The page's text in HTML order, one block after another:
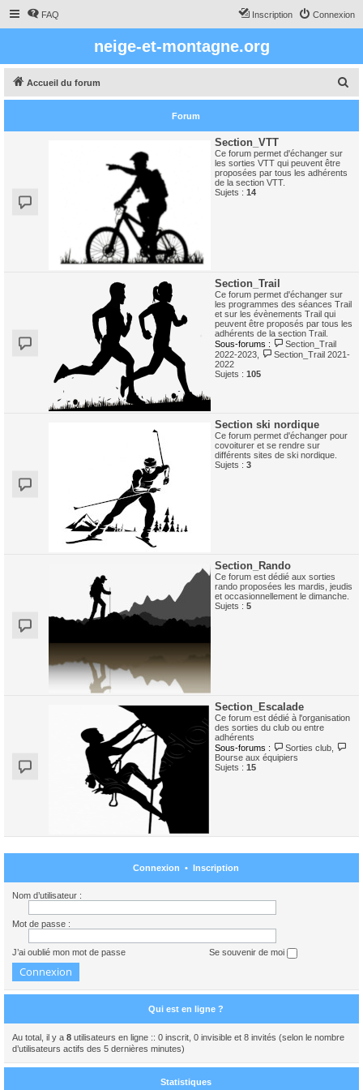
FAQ Connexion
Inscription
neige-et-montagne.org
Accueil du forum
e
Forum
Section_VTT
Ce forum permet d'échanger sur
les sorties VTT qui peuvent être
proposées par tous les adhérents
de la section VTT.
Sujets : 14
Section_Trail
Ce forum permet d'échanger sur
les programmes des séances Trail
et sur les évènements Trail qui
peuvent être proposés par tous les
adhérents de la section Trail.
Sous-forums :
Section_Trail
2022-2023
Section_Trail 2021-
2022
Sujets : 105
Section ski nordique
Ce forum permet d'échanger pour
covoiturer et se rendre sur
différents sites de ski nordique.
Sujets : 3
Section_Rando
Ce forum est dédié aux sorties
rando proposées les mardis, jeudis
et occasionnellement le dimanche.
Sujets : 5
Section_Escalade
Ce forum est dédié à l'organisation
des sorties du club ou entre
adhérents
Sous-forums :
Sorties club
Bourse aux équipiers
Sujets : 15
Connexion • Inscription
Nom d’utilisateur :
Mot de passe :
J’ai oublié mon mot de passe Se souvenir de moi
Qui est en ligne ?
Au total, il y a 8 utilisateurs en ligne :: 0 inscrit, 0 invisible et 8 invités (selon le nombre
d’utilisateurs actifs des 5 dernières minutes)
Statistiques